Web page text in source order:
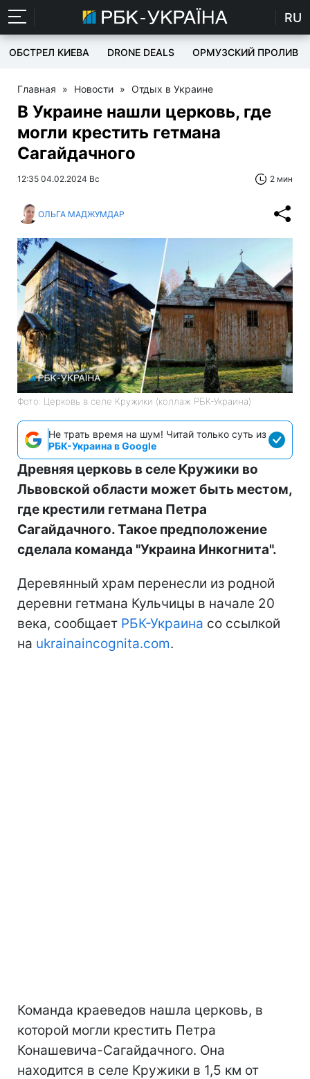
RU
ОБСТРЕЛ КИЕВА DRONE DEALS ОРМУЗСКИЙ ПРОЛИВ
Главная » Новости » Отдых в Украине
В Украине нашли церковь, где
могли крестить гетмана
Сагайдачного
12:35 04.02.2024 Вс 2 мин
ОЛЬГА МАДЖУМДАР
Фото: Церковь в селе Кружики (коллаж РБК-Украина)
Не трать время на шум! Читай только суть из
РБК-Украина в Google
Древняя церковь в селе Кружики во
Львовской области может быть местом,
где крестили гетмана Петра
Сагайдачного. Такое предположение
сделала команда "Украина Инкогнита".
Деревянный храм перенесли из родной
деревни гетмана Кульчицы в начале 20
века, сообщает РБК-Украина со ссылкой
на ukrainaincognita.com.
Команда краеведов нашла церковь, в
которой могли крестить Петра
Конашевича-Сагайдачного. Она
находится в селе Кружики в 1,5 км от